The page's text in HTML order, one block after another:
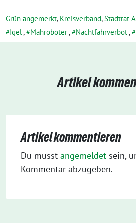
Grün angemerkt, Kreisverband,Stadtrat
Igel , Mähroboter, Nachtfahrverbot,
Artikel
Artikel kommentieren
Du musst angemeldet sein,
Kommentar abzugeben.